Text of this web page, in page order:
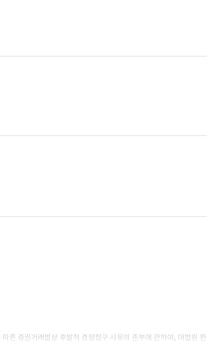
른 증권거래법상 후발적 경정청구 사유의 존부에 관하여, 대법원